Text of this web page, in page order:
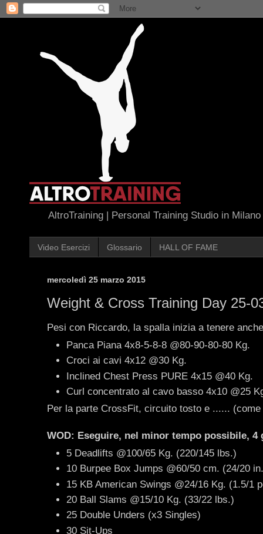
AltroTraining | Personal Training Studio in Milano
Video Esercizi Glossario HALL OF FAME
mercoledì 25 marzo 2015
Weight & Cross Training Day 25-
Pesi con Riccardo, la spalla inizia a tenere
Panca Piana 4x8-5-8-8 @80-90-80-80 Kg.
Croci ai cavi 4x12 @30 Kg.
Inclined Chest Press PURE 4x15 @40 Kg.
Curl concentrato al cavo basso 4x10 @25
Per la parte CrossFit, circuito tosto e ......
WOD: Eseguire, nel minor tempo possibile,
5 Deadlifts @100/65 Kg. (220/145 lbs.)
10 Burpee Box Jumps @60/50 cm. (24/20
15 KB American Swings @24/16 Kg. (1.5/1
20 Ball Slams @15/10 Kg. (33/22 lbs.)
25 Double Unders (x3 Singles)
30 Sit-Ups